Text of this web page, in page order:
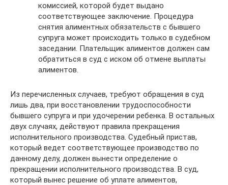
комиссией, которой будет выдано
соответствующее заключение. Процедура
снятия алиментных обязательств с бывшего
супруга может происходить только в судебном
заседании. Плательщик алиментов должен сам
обратиться в суд с иском об отмене выплаты
алиментов.
Из перечисленных случаев, требуют обращения в суд
лишь два, при восстановлении трудоспособности
бывшего супруга и при удочерении ребенка. В остальных
двух случаях, действуют правила прекращения
исполнительного производства. Судебный пристав,
который ведет соответствующее производство по
данному делу, должен вынести определение о
прекращении исполнительного производства. В суд,
который вынес решение об уплате алиментов,